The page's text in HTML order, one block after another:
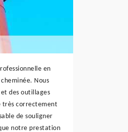
en
Nous
des outillages
très correctement
de souligner
notre prestation